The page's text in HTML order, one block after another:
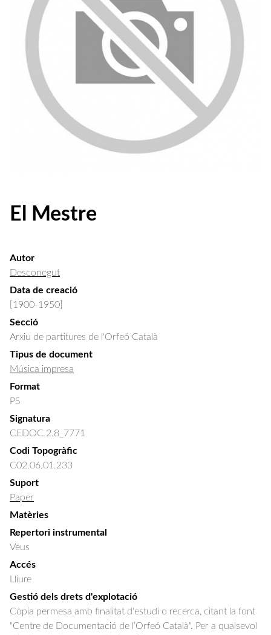
El Mestre
Autor
Desconegut
Data de creació
[1900-1950]
Secció
Arxiu de partitures de l'Orfeó Català
Tipus de document
Música impresa
Format
PS
Signatura
CEDOC 2.8_7771
Codi Topogràfic
C02.06.01.233
Suport
Paper
Matèries
Repertori instrumental
Veus
Accés
Lliure
Gestió dels drets d'explotació
Còpia permesa amb finalitat d'estudi o recerca, citant la font
"Centre de Documentació de l’Orfeó Català". Per a qualsevol